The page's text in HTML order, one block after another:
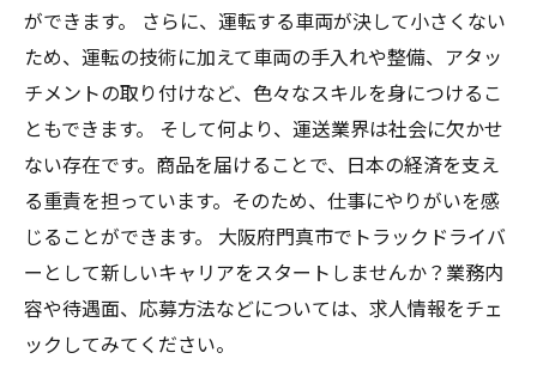
ができます。 さらに、運転する車両が決して小さくない
ため、運転の技術に加えて車両の手入れや整備、アタッ
チメントの取り付けなど、色々なスキルを身につけるこ
ともできます。 そして何より、運送業界は社会に欠かせ
ない存在です。商品を届けることで、日本の経済を支え
る重責を担っています。そのため、仕事にやりがいを感
じることができます。 大阪府門真市でトラックドライバ
ーとして新しいキャリアをスタートしませんか？業務内
容や待遇面、応募方法などについては、求人情報をチェ
ックしてみてください。